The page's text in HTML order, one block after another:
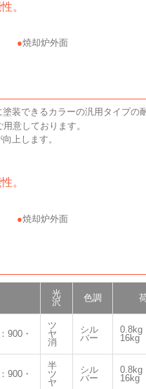
。
焼却炉外面
装できるカラーの汎用タイプの
意しております。
上します。
。
焼却炉外面
光
沢
色調
900・
ツ
ヤ
消
シル
バー
0.8kg
16kg
900・
半
ツ
ヤ
シル
バー
0.8kg
16kg